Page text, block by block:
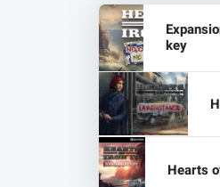
key
Hearts